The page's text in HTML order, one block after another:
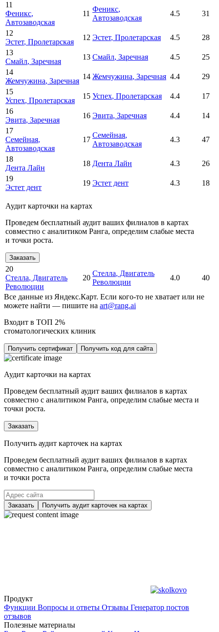
11
Феникс,
Автозаводская
11
Феникс,
Автозаводская
4.5 31
12
Эстет, Пролетарская
12 Эстет, Пролетарская 4.5
28
13
Смайл, Заречная
13 Смайл, Заречная 4.5
25
14
Жемчужина, Заречная
14 Жемчужина, Заречная 4.4
29
15
Успех, Пролетарская
15 Успех, Пролетарская 4.4
17
16
Эвита, Заречная
16 Эвита, Заречная 4.4
14
17
Семейная,
Автозаводская
17
Семейная,
Автозаводская
4.3 47
18
Дента Лайн
18 Дента Лайн 4.3
26
19
Эстет дент
19 Эстет дент 4.3 18
Аудит карточки на картах
Проведем бесплатный аудит ваших филиалов в картах
совместно с аналитиком Ранга, определим слабые места
и точки роста.
Заказать
20
Стелла, Двигатель
Революции
20
Стелла, Двигатель
Революции
4.0 40
Все данные из Яндекс.Карт. Если кого-то не хватает или не
можете найти — пишите на art@rang.ai
Входит в ТОП 2%
стоматологических клиник
Получить сертификат Получить код для сайта
Аудит карточки на картах
Проведем бесплатный аудит ваших филиалов в картах
совместно с аналитиком Ранга, определим слабые места и
точки роста.
Заказать
Получить аудит карточек на картах
Проведем бесплатный аудит ваших филиалов в картах
совместно с аналитиком Ранга, определим слабые места
и точки роста
Заказать Получить аудит карточек на картах
Продукт
Функции Вопросы и ответы Отзывы Генератор постов
отзывов
Полезные материалы